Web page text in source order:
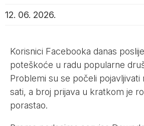
12. 06. 2026.
Korisnici Facebooka danas
poteškoće u radu popularne
Problemi su se počeli pojavljivati
sati, a broj prijava u kratkom je
porastao.